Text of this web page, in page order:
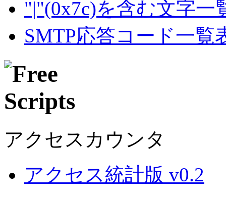
"|"(0x7c)を含む文字一
SMTP応答コード一覧
アクセスカウンタ
アクセス統計版 v0.2